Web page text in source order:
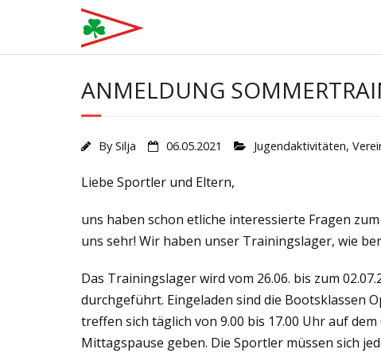
content
ANMELDUNG
By Silja 06.05.2021 Jugendaktivitäten,
Liebe Sportler und Eltern,
uns haben schon etliche interessierte Fragen
uns sehr! Wir haben unser Trainingslager, wie
Das Trainingslager wird vom 26.06. bis zum
durchgeführt. Eingeladen sind die Bootsklassen
treffen sich täglich von 9.00 bis 17.00 Uhr auf
Mittagspause geben. Die Sportler müssen sich